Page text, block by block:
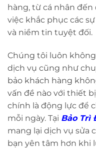
hàng, từ cá nhân
việc khắc phục các
và niềm tin tuyệt đối.
Chúng tôi luôn
dịch vụ cũng như
bảo khách hàng
vấn đề nào với thiết
chính là động lực để
mỗi ngày. Tại Bảo Trì
mang lại dịch vụ sửa
bạn yên tâm hơn khi